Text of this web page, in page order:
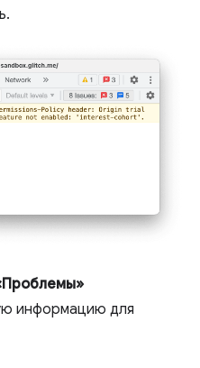
информацию для